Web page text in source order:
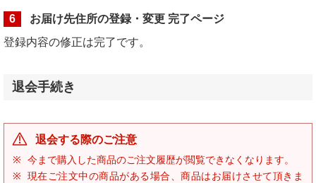
6
お届け先住所の登録・変更 完了ページ
登録内容の修正は完了です。
退会手続き
退会する際のご注意
今まで購入した商品のご注文履歴が閲覧できなくなります。
現在ご注文中の商品がある場合、商品はお届けさせて頂きま